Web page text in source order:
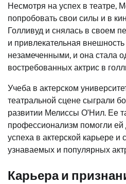
Несмотря на успех в театре,
попробовать свои силы и в
Голливуд и снялась в своем
и привлекательная
незамеченными, и она стала
востребованных актрис в
Учеба в актерском
театральной сцене сыграли
развитии Мелиссы О’Нил. Ее
профессионализм помогли ей
успеха в актерской карьере и
узнаваемых и популярных
Карьера и